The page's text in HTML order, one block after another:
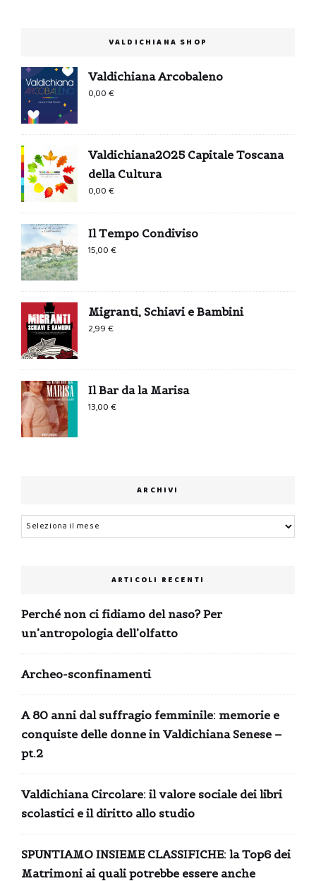
VALDICHIANA SHOP
Valdichiana Arcobaleno
0,00€
Valdichiana2025 Capitale Toscana
della Cultura
0,00€
Il Tempo Condiviso
15,00€
Migranti, Schiavi e Bambini
2,99€
Il Bar da la Marisa
13,00€
ARCHIVI
Archivi
ARTICOLI RECENTI
Perché non ci fidiamo del naso? Per
un’antropologia dell’olfatto
Archeo-sconfinamenti
A 80 anni dal suffragio femminile: memorie e
conquiste delle donne in Valdichiana Senese –
pt.2
Valdichiana Circolare: il valore sociale dei libri
scolastici e il diritto allo studio
SPUNTIAMO INSIEME CLASSIFICHE: la Top6 dei
Matrimoni ai quali potrebbe essere anche